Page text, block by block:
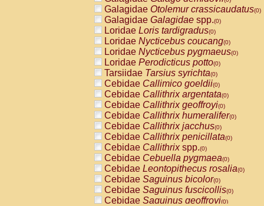
Galagidae Otolemur crassicaudatus(0)
Galagidae Galagidae spp.(0)
Loridae Loris tardigradus(0)
Loridae Nycticebus coucang(0)
Loridae Nycticebus pygmaeus(0)
Loridae Perodicticus potto(0)
Tarsiidae Tarsius syrichta(0)
Cebidae Callimico goeldii(0)
Cebidae Callithrix argentata(0)
Cebidae Callithrix geoffroyi(0)
Cebidae Callithrix humeralifer(0)
Cebidae Callithrix jacchus(0)
Cebidae Callithrix penicillata(0)
Cebidae Callithrixspp.(0)
Cebidae Cebuella pygmaea(0)
Cebidae Leontopithecus rosalia(0)
Cebidae Saguinus bicolor(0)
Cebidae Saguinus fuscicollis(0)
Cebidae Saguinus geoffroyi(0)